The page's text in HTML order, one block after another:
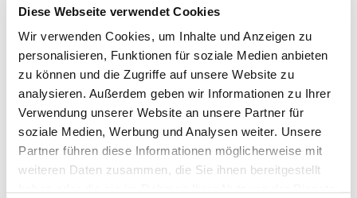
Diese Webseite verwendet Cookies
Wir verwenden Cookies, um Inhalte und Anzeigen zu
personalisieren, Funktionen für soziale Medien anbieten
zu können und die Zugriffe auf unsere Website zu
analysieren. Außerdem geben wir Informationen zu Ihrer
Verwendung unserer Website an unsere Partner für
soziale Medien, Werbung und Analysen weiter. Unsere
Partner führen diese Informationen möglicherweise mit
weiteren Daten zusammen, die Sie ihnen bereitgestellt
Anmeldung und sämtliche Infos unter
lasstunsreden.ch